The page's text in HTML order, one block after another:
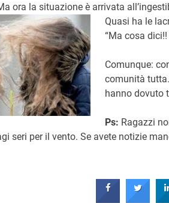
ora la situazione è arrivata
Quasi ha le
“Ma cosa
Comunque:
comunità
hanno dovuto
Ps: Ragazzi
seri per il vento. Se avete notizie